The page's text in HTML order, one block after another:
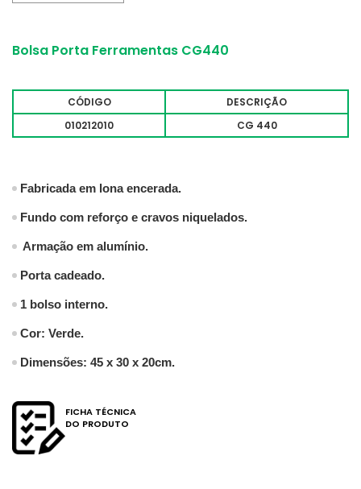
Bolsa Porta Ferramentas CG440
CÓDIGO
DESCRIÇÃO
010212010
CG 440
Fabricada em lona encerada.
Fundo com reforço e cravos niquelados.
Armação em alumínio.
Porta cadeado.
1 bolso interno.
Cor: Verde.
Dimensões: 45 x 30 x 20cm.
FICHA TÉCNICA
DO PRODUTO